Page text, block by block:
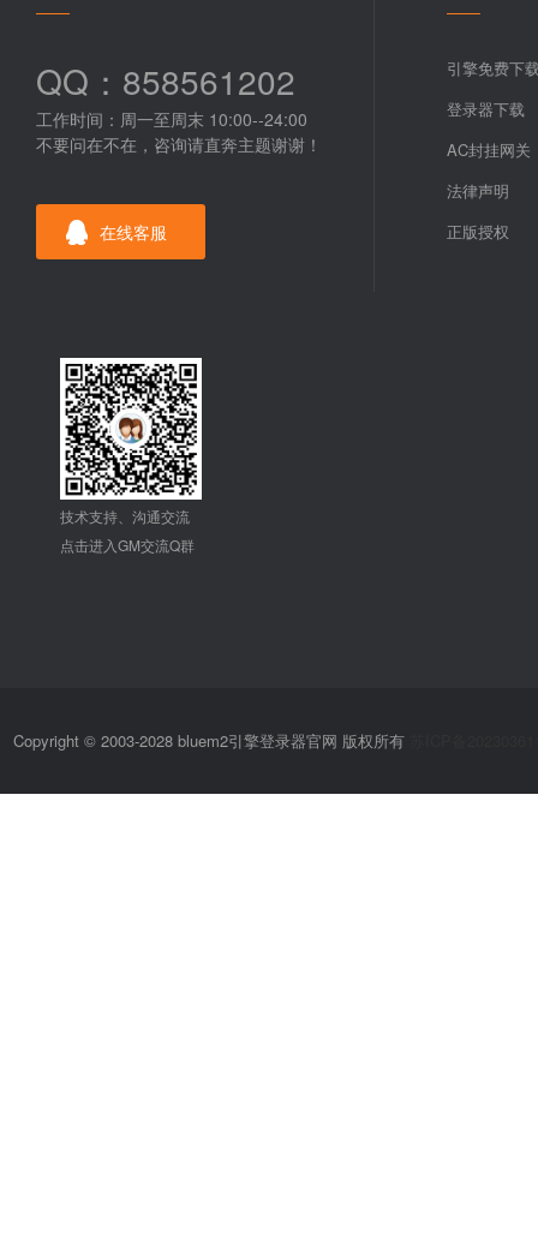
QQ：858561202
工作时间：周一至周末 10:00--24:00
不要问在不在，咨询请直奔主题谢谢！
在线客服
引擎免费下
登录器下载
AC封挂网关
法律声明
正版授权
技术支持、沟通交流
点击进入GM交流Q群
Copyright © 2003-2028 bluem2引擎登录器官网 版权所有